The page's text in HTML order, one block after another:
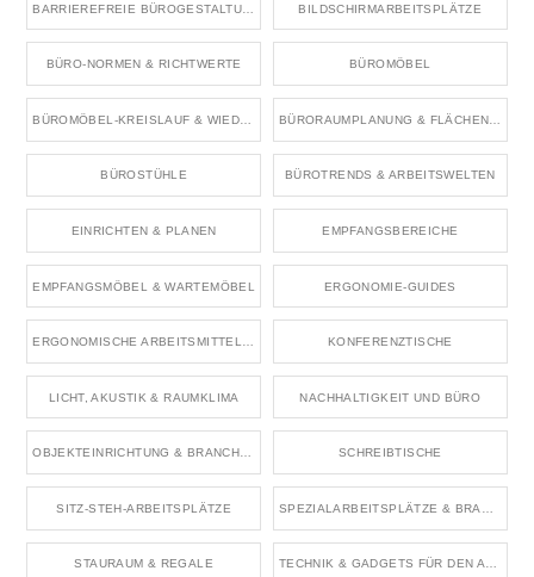
BILDSCHIRMARBEITSPLÄTZE
BÜRO-NORMEN & RICHTWERTE BÜROMÖBEL
BÜROSTÜHLE BÜROTRENDS & ARBEITSWELTEN
EINRICHTEN & PLANEN EMPFANGSBEREICHE
EMPFANGSMÖBEL & WARTEMÖBEL ERGONOMIE-GUIDES
KONFERENZTISCHE
LICHT, AKUSTIK & RAUMKLIMA NACHHALTIGKEIT UND BÜRO
OBJEKTEINRICHTUNG & BRANCHENRÄUME SCHREIBTISCHE
SITZ-STEH-ARBEITSPLÄTZE
STAURAUM & REGALE TECHNIK & GADGETS FÜR DEN ARBEITSPLATZ